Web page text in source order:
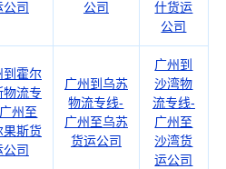
公司
公司
什货运
公司
到霍尔
物流专
州至
果斯货
公司
广州到乌苏
物流专线-
广州至乌苏
货运公司
广州到
沙湾物
流专线-
广州至
沙湾货
运公司